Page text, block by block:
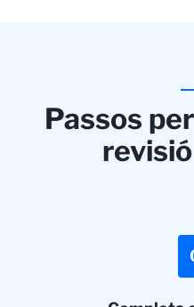
Passos